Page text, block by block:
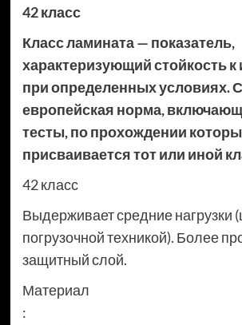
42 класс
Класс ламината — показатель,
характеризующий стойкость
при определенных условиях.
европейская норма,
тесты, по прохождении
присваивается тот или иной
42 класс
Выдерживает средние нагрузки
погрузочной техникой). Более
защитный слой.
Материал
: